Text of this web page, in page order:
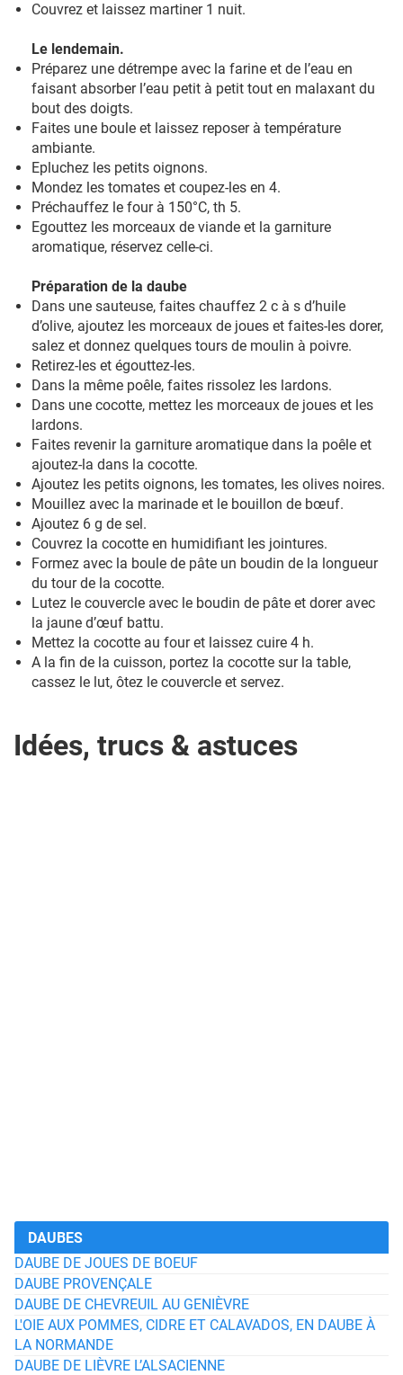
Couvrez et laissez martiner 1 nuit.
Le lendemain.
Préparez une détrempe avec la farine et de l’eau en
faisant absorber l’eau petit à petit tout en malaxant du
bout des doigts.
Faites une boule et laissez reposer à température
ambiante.
Epluchez les petits oignons.
Mondez les tomates et coupez-les en 4.
Préchauffez le four à 150°C, th 5.
Egouttez les morceaux de viande et la garniture
aromatique, réservez celle-ci.
Préparation de la daube
Dans une sauteuse, faites chauffez 2 c à s d’huile
d’olive, ajoutez les morceaux de joues et faites-les dorer,
salez et donnez quelques tours de moulin à poivre.
Retirez-les et égouttez-les.
Dans la même poêle, faites rissolez les lardons.
Dans une cocotte, mettez les morceaux de joues et les
lardons.
Faites revenir la garniture aromatique dans la poêle et
ajoutez-la dans la cocotte.
Ajoutez les petits oignons, les tomates, les olives noires.
Mouillez avec la marinade et le bouillon de bœuf.
Ajoutez 6 g de sel.
Couvrez la cocotte en humidifiant les jointures.
Formez avec la boule de pâte un boudin de la longueur
du tour de la cocotte.
Lutez le couvercle avec le boudin de pâte et dorer avec
la jaune d’œuf battu.
Mettez la cocotte au four et laissez cuire 4 h.
A la fin de la cuisson, portez la cocotte sur la table,
cassez le lut, ôtez le couvercle et servez.
Idées, trucs & astuces
DAUBES
DAUBE DE JOUES DE BOEUF
DAUBE PROVENÇALE
DAUBE DE CHEVREUIL AU GENIÈVRE
L'OIE AUX POMMES, CIDRE ET CALAVADOS, EN DAUBE À
LA NORMANDE
DAUBE DE LIÈVRE L’ALSACIENNE